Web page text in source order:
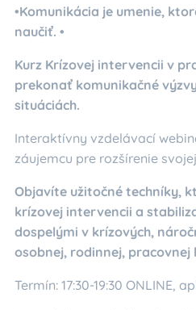
•Komunikácia je umenie,
naučiť. •
Kurz Krízovej intervencii v
prekonať komunikačné
situáciách.
Interaktívny vzdelávací
záujemcu pre rozšírenie
Objavíte užitočné techníky,
krízovej intervencii a
dospelými v krízových,
osobnej, rodinnej, pracovnej
Termín: 17:30-19:30 ONLINE,